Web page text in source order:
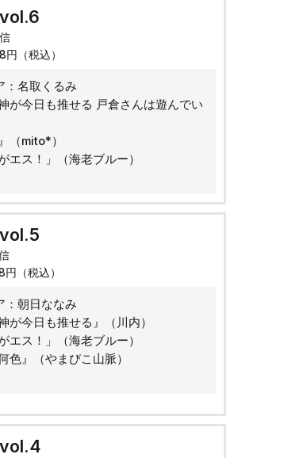
（税込）
：名取くるみ
が今日も推せる 戸倉さんは遊んでい
（mito*）
エス！」（海老ブルー）
（税込）
：朝日ななみ
が今日も推せる』（川内）
エス！」（海老ブルー）
色』（やまびこ山脈）